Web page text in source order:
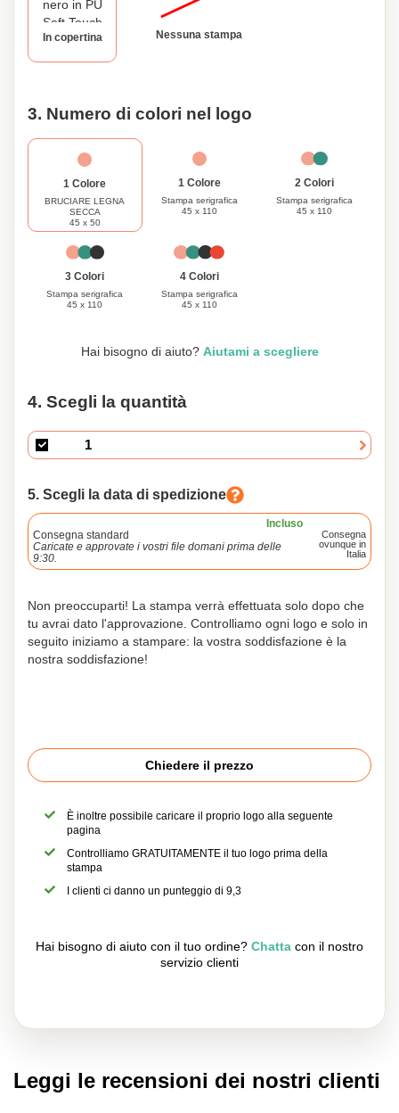
perfetto per catturare i tuoi pensieri con stile.
In copertina Nessuna stampa
3. Numero di colori nel logo
1 Colore
BRUCIARE LEGNA
SECCA
45 x 50
1 Colore
Stampa serigrafica
45 x 110
2 Colori
Stampa serigrafica
45 x 110
3 Colori
Stampa serigrafica
45 x 110
4 Colori
Stampa serigrafica
45 x 110
Hai bisogno di aiuto? Aiutami a scegliere
4. Scegli la quantità
5. Scegli la data di spedizione
Incluso
Consegna standard
Caricate e approvate i vostri file domani prima delle
9:30.
Consegna
ovunque in
Italia
Non preoccuparti! La stampa verrà effettuata solo dopo che
tu avrai dato l'approvazione. Controlliamo ogni logo e solo in
seguito iniziamo a stampare: la vostra soddisfazione è la
nostra soddisfazione!
Chiedere il prezzo
È inoltre possibile caricare il proprio logo alla seguente
pagina
Controlliamo GRATUITAMENTE il tuo logo prima della
stampa
I clienti ci danno un punteggio di 9,3
Hai bisogno di aiuto con il tuo ordine? Chatta con il nostro
servizio clienti
Leggi le recensioni dei nostri clienti